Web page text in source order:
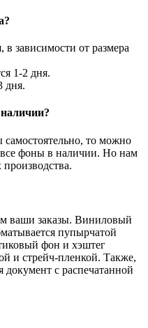
в зависимости от размера
1-2 дня.
дня.
то можно
все фоны в наличии. Но нам
производства.
ваши заказы. Виниловый
пупырчатой
фон и хэштег
и стрейч-пленкой. Также,
документ с распечатанной